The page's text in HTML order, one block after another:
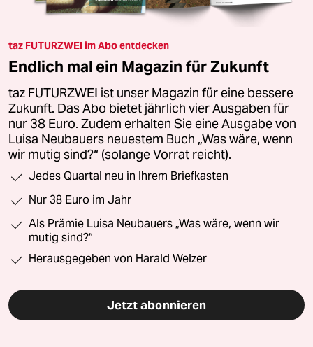
taz FUTURZWEI im Abo entdecken
Endlich mal ein Magazin für Zukunft
taz FUTURZWEI ist unser Magazin für eine bessere
Zukunft. Das Abo bietet jährlich vier Ausgaben für
nur 38 Euro. Zudem erhalten Sie eine Ausgabe von
Luisa Neubauers neuestem Buch „Was wäre, wenn
wir mutig sind?“ (solange Vorrat reicht).
Jedes Quartal neu in Ihrem Briefkasten
Nur 38 Euro im Jahr
Als Prämie Luisa Neubauers „Was wäre, wenn wir
mutig sind?“
Herausgegeben von Harald Welzer
Jetzt abonnieren